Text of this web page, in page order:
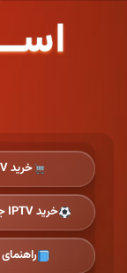
خرید IPTV
خرید IPTV جام جهانی